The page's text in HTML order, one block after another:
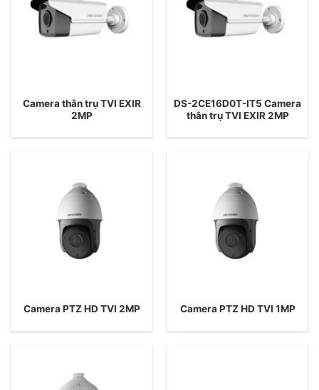
Camera thân trụ TVI EXIR
2MP
DS-2CE16D0T-IT5 Camera
thân trụ TVI EXIR 2MP
Camera PTZ HD TVI 2MP Camera PTZ HD TVI 1MP